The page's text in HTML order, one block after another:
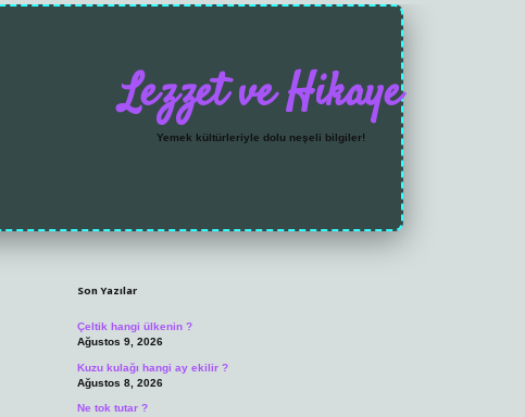
Lezzet ve Hikaye
Yemek kültürleriyle dolu neşeli bilgiler!
Sidebar
Son Yazılar
Çeltik hangi ülkenin ?
Ağustos 9, 2026
Kuzu kulağı hangi ay ekilir ?
Ağustos 8, 2026
Ne tok tutar ?